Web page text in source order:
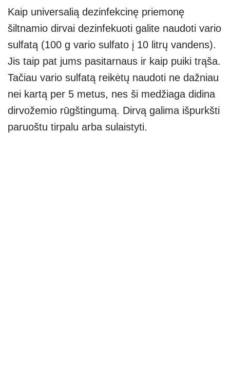
Kaip universalią dezinfekcinę priemonę
šiltnamio dirvai dezinfekuoti galite naudoti vario
sulfatą (100 g vario sulfato į 10 litrų vandens).
Jis taip pat jums pasitarnaus ir kaip puiki trąša.
Tačiau vario sulfatą reikėtų naudoti ne dažniau
nei kartą per 5 metus, nes ši medžiaga didina
dirvožemio rūgštingumą. Dirvą galima išpurkšti
paruoštu tirpalu arba sulaistyti.